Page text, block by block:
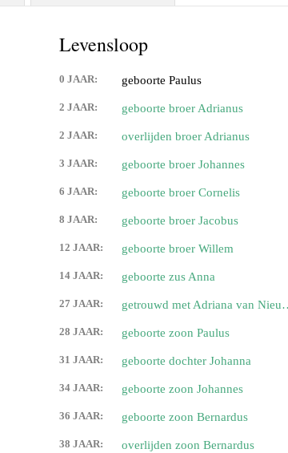
Levensloop
0 JAAR: geboorte Paulus
2 JAAR: geboorte broer Adrianus
2 JAAR: overlijden broer Adrianus
3 JAAR: geboorte broer Johannes
6 JAAR: geboorte broer Cornelis
8 JAAR: geboorte broer Jacobus
12 JAAR: geboorte broer Willem
14 JAAR: geboorte zus Anna
27 JAAR: getrouwd
28 JAAR: geboorte zoon Paulus
31 JAAR: geboorte dochter Johanna
34 JAAR: geboorte zoon Johannes
36 JAAR: geboorte zoon Bernardus
38 JAAR: overlijden zoon Bernardus